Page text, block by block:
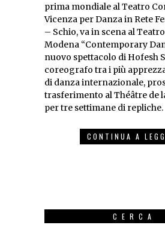
prima mondiale al Teatro
Vicenza per Danza in Rete
– Schio, va in scena al
Modena “Contemporary
nuovo spettacolo di Hofesh
coreografo tra i più
di danza internazionale,
trasferimento al Théâtre de
per tre settimane di repliche.
CONTINUA A
CERCA